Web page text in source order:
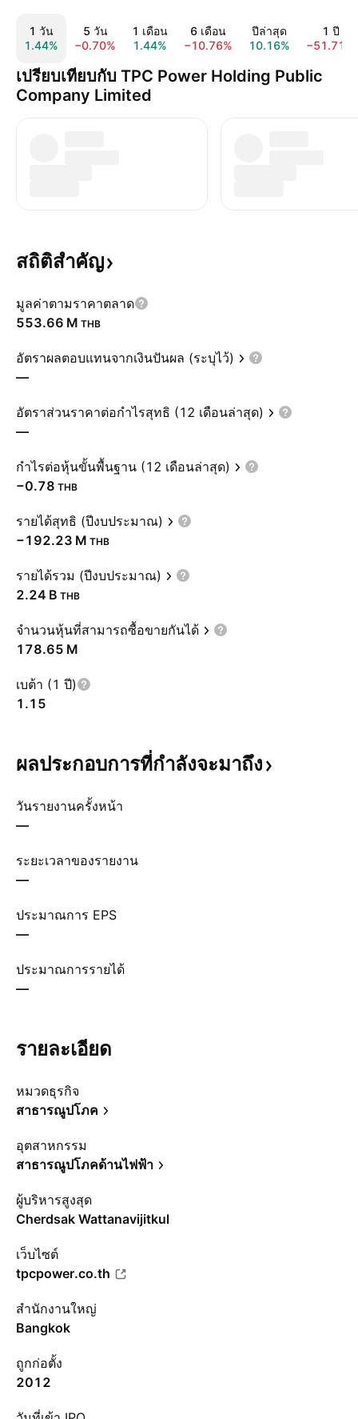
1 วัน
1.44%
5 วัน
−0.70%
1 เดือน
1.44%
6 เดือน
−10.76%
ปีล่าสุด
10.16%
1 ปี
−51.71%
เปรียบเทียบกับ TPC Power Holding Public
Company Limited
สถิติสำคัญ
มูลค่าตามราคาตลาด
‪553.66 M‬ THB
อัตราผลตอบแทนจากเงินปันผล (ระบุไว้)
—
อัตราส่วนราคาต่อกำไรสุทธิ (12 เดือนล่าสุด)
—
กำไรต่อหุ้นขั้นพื้นฐาน (12 เดือนล่าสุด)
−0.78 THB
รายได้สุทธิ (ปีงบประมาณ)
‪−192.23 M‬ THB
รายได้รวม (ปีงบประมาณ)
‪2.24 B‬ THB
จำนวนหุ้นที่สามารถซื้อขายกันได้
‪178.65 M‬
เบต้า (1 ปี)
1.15
ผลประกอบการที่กำลังจะมาถึง
วันรายงานครั้งหน้า
—
ระยะเวลาของรายงาน
—
ประมาณการ EPS
—
ประมาณการรายได้
—
รายละเอียด
หมวดธุรกิจ
สาธารณูปโภค
อุตสาหกรรม
สาธารณูปโภคด้านไฟฟ้า
ผู้บริหารสูงสุด
Cherdsak Wattanavijitkul
เว็บไซต์
tpcpower.co.th
สำนักงานใหญ่
Bangkok
ถูกก่อตั้ง
2012